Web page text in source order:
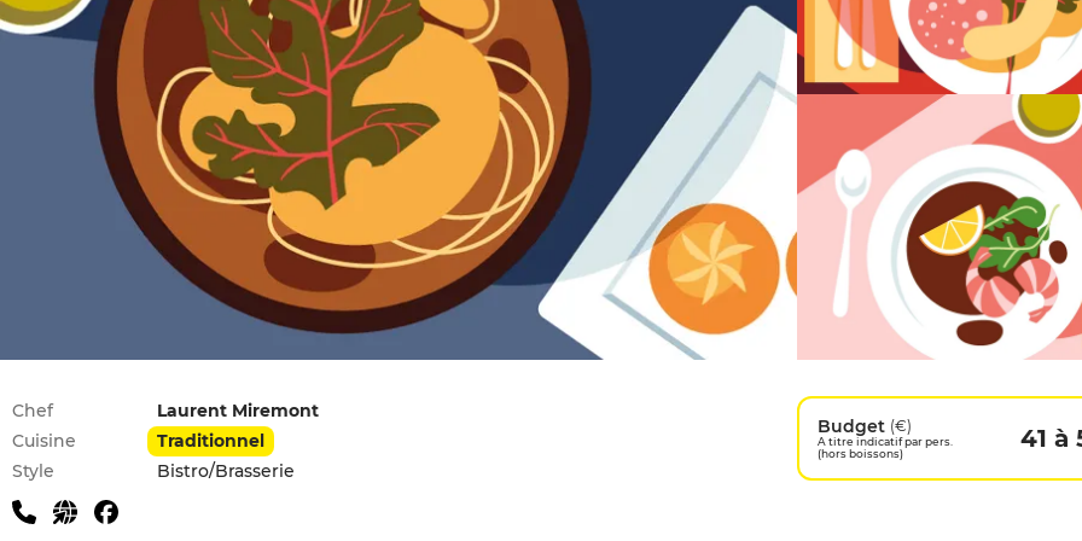
Infos pratiques
Chef
Laurent Miremont
Cuisine
Traditionnel
Style
Bistro/Brasserie
Budget (€)
A titre indicatif par pers.
(hors boissons)
41 à